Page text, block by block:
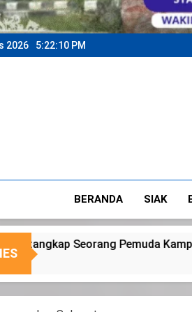
2026 5:22:13 PM
BERANDA SIAK
Dukung